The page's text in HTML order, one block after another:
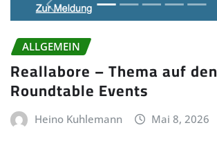
ALLGEMEIN
Reallabore – Thema auf den
Roundtable Events
Heino Kuhlemann Mai 8, 2026